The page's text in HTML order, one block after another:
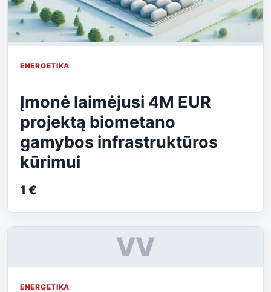
ENERGETIKA
Įmonė laimėjusi 4M EUR
projektą biometano
gamybos infrastruktūros
kūrimui
1 €
VV
ENERGETIKA